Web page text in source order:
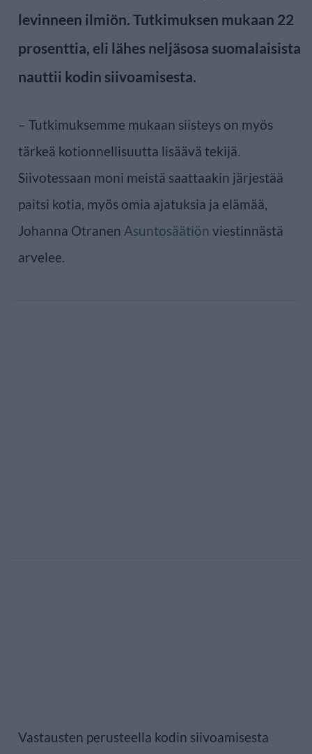
levinneen ilmiön. Tutkimuksen mukaan 22
prosenttia, eli lähes neljäsosa suomalaisista
nauttii kodin siivoamisesta.
– Tutkimuksemme mukaan siisteys on myös
tärkeä kotionnellisuutta lisäävä tekijä.
Siivotessaan moni meistä saattaakin järjestää
paitsi kotia, myös omia ajatuksia ja elämää,
Johanna Otranen Asuntosäätiön viestinnästä
arvelee.
Vastausten perusteella kodin siivoamisesta